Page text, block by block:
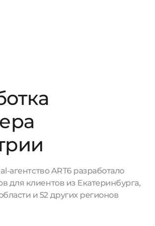
агентство ART6 разработало
для клиентов из Екатеринбурга,
и 52 других регионов